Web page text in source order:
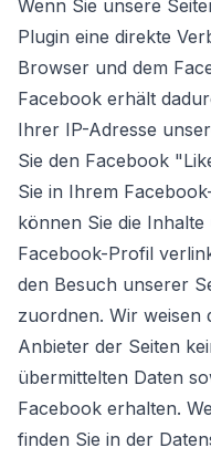
Wenn Sie unsere
Plugin eine direkte
Browser und dem
Facebook erhält
Ihrer IP-Adresse
Sie den Facebook
Sie in Ihrem
können Sie die
Facebook-Profil
den Besuch unserer
zuordnen. Wir weisen
Anbieter der Seiten
übermittelten Daten
Facebook erhalten.
finden Sie in der